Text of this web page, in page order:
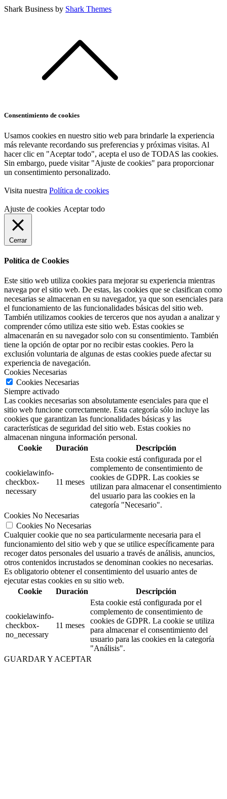
Shark Business by Shark Themes
Consentimiento de cookies
Usamos cookies en nuestro sitio web para brindarle la experiencia
más relevante recordando sus preferencias y próximas visitas. Al
hacer clic en "Aceptar todo", acepta el uso de TODAS las cookies.
Sin embargo, puede visitar "Ajuste de cookies" para proporcionar
un consentimiento personalizado.
Visita nuestra Política de cookies
Ajuste de cookies Aceptar todo
Cerrar
Política de Cookies
Este sitio web utiliza cookies para mejorar su experiencia mientras
navega por el sitio web. De estas, las cookies que se clasifican como
necesarias se almacenan en su navegador, ya que son esenciales para
el funcionamiento de las funcionalidades básicas del sitio web.
También utilizamos cookies de terceros que nos ayudan a analizar y
comprender cómo utiliza este sitio web. Estas cookies se
almacenarán en su navegador solo con su consentimiento. También
tiene la opción de optar por no recibir estas cookies. Pero la
exclusión voluntaria de algunas de estas cookies puede afectar su
experiencia de navegación.
Cookies Necesarias
Cookies Necesarias
Siempre activado
Las cookies necesarias son absolutamente esenciales para que el
sitio web funcione correctamente. Esta categoría sólo incluye las
cookies que garantizan las funcionalidades básicas y las
características de seguridad del sitio web. Estas cookies no
almacenan ninguna información personal.
Cookie
Duración Descripción
cookielawinfo-
checkbox-
necessary
11 meses
Esta cookie está configurada por el
complemento de consentimiento de
cookies de GDPR. Las cookies se
utilizan para almacenar el consentimiento
del usuario para las cookies en la
categoría "Necesario".
Cookies No Necesarias
Cookies No Necesarias
Cualquier cookie que no sea particularmente necesaria para el
funcionamiento del sitio web y que se utilice específicamente para
recoger datos personales del usuario a través de análisis, anuncios,
otros contenidos incrustados se denominan cookies no necesarias.
Es obligatorio obtener el consentimiento del usuario antes de
ejecutar estas cookies en su sitio web.
Cookie
Duración Descripción
cookielawinfo-
checkbox-
no_necessary
11 meses
Esta cookie está configurada por el
complemento de consentimiento de
cookies de GDPR. La cookie se utiliza
para almacenar el consentimiento del
usuario para las cookies en la categoría
"Análisis".
GUARDAR Y ACEPTAR